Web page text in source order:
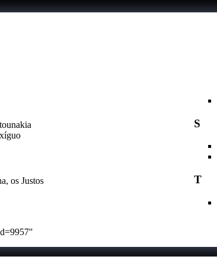
os Justos
S
T
"